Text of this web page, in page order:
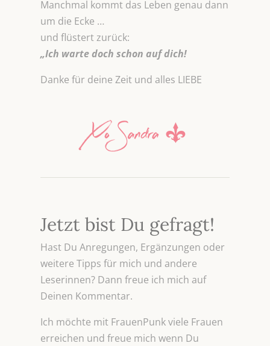
Manchmal kommt das Leben genau dann
um die Ecke …
und flüstert zurück:
„Ich warte doch schon auf dich!
Danke für deine Zeit und alles LIEBE
Jetzt bist Du gefragt!
Hast Du Anregungen, Ergänzungen oder
weitere Tipps für mich und andere
Leserinnen? Dann freue ich mich auf
Deinen Kommentar.
Ich möchte mit FrauenPunk viele Frauen
erreichen und freue mich wenn Du